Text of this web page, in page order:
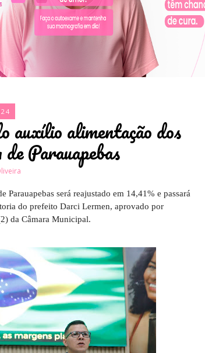
auxílio alimentação dos
Parauapebas
será reajustado em 14,41% e passará
do prefeito Darci Lermen, aprovado por
da Câmara Municipal.